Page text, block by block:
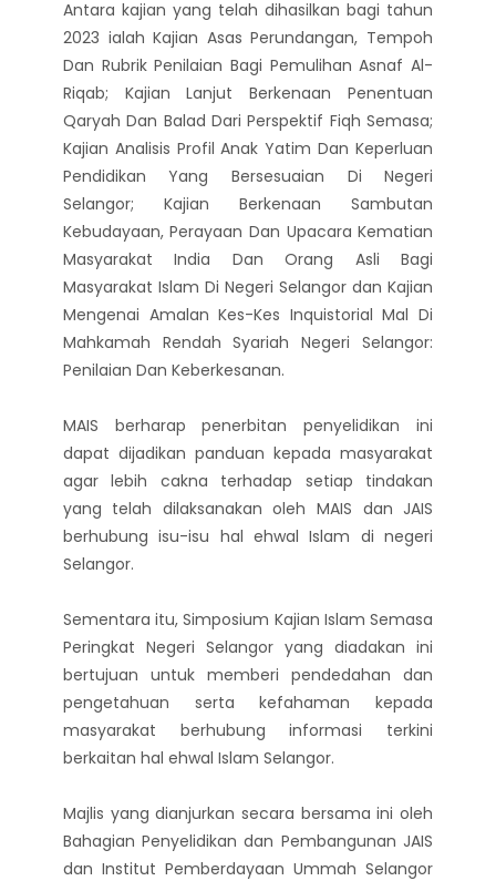
Antara kajian yang telah dihasilkan bagi tahun
2023 ialah Kajian Asas Perundangan, Tempoh
Dan Rubrik Penilaian Bagi Pemulihan Asnaf Al-
Riqab; Kajian Lanjut Berkenaan Penentuan
Qaryah Dan Balad Dari Perspektif Fiqh Semasa;
Kajian Analisis Profil Anak Yatim Dan Keperluan
Pendidikan Yang Bersesuaian Di Negeri
Selangor; Kajian Berkenaan Sambutan
Kebudayaan, Perayaan Dan Upacara Kematian
Masyarakat India Dan Orang Asli Bagi
Masyarakat Islam Di Negeri Selangor dan Kajian
Mengenai Amalan Kes-Kes Inquistorial Mal Di
Mahkamah Rendah Syariah Negeri Selangor:
Penilaian Dan Keberkesanan.
MAIS berharap penerbitan penyelidikan ini
dapat dijadikan panduan kepada masyarakat
agar lebih cakna terhadap setiap tindakan
yang telah dilaksanakan oleh MAIS dan JAIS
berhubung isu-isu hal ehwal Islam di negeri
Selangor.
Sementara itu, Simposium Kajian Islam Semasa
Peringkat Negeri Selangor yang diadakan ini
bertujuan untuk memberi pendedahan dan
pengetahuan serta kefahaman kepada
masyarakat berhubung informasi terkini
berkaitan hal ehwal Islam Selangor.
Majlis yang dianjurkan secara bersama ini oleh
Bahagian Penyelidikan dan Pembangunan JAIS
dan Institut Pemberdayaan Ummah Selangor